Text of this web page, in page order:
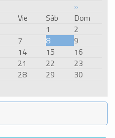
»
Vie Sáb
Dom
1
2
7 8
9
14 15
16
21 22
23
28 29
30